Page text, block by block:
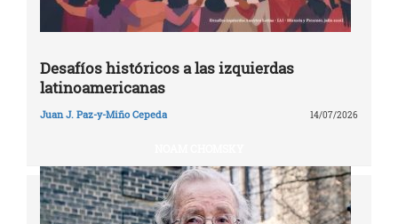
Desafíos históricos a las izquierdas
latinoamericanas
Juan J. Paz-y-Miño Cepeda 14/07/2026